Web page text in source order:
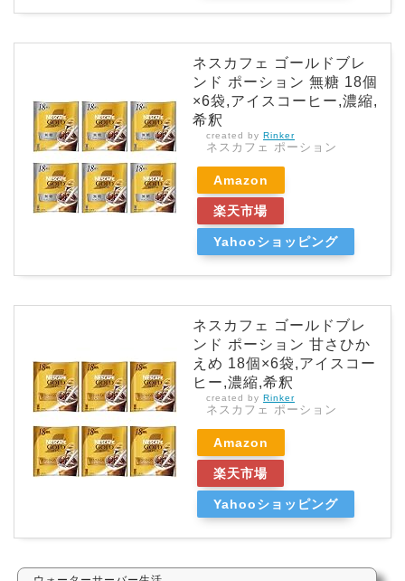
ネスカフェ ゴールドブレ
ンド ポーション 無糖 18個
×6袋,アイスコーヒー,濃縮,
希釈
created by Rinker
ネスカフェ ポーション
Amazon
楽天市場
Yahooショッピング
ネスカフェ ゴールドブレ
ンド ポーション 甘さひか
えめ 18個×6袋,アイスコー
ヒー,濃縮,希釈
created by Rinker
ネスカフェ ポーション
Amazon
楽天市場
Yahooショッピング